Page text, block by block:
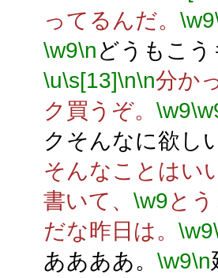
ってるんだ。 \w9
\w9\nどうもこう
\u\s[13]\n\n分か
ク買うぞ。 \w9
クそんなに欲し
そんなことはい
書いて、 \w9と
だな昨日は。 \w9
ああああ。 \w9\n